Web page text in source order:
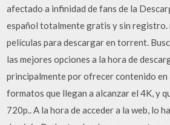
afectado a infinidad de fans de la
español totalmente gratis y sin
películas para descargar en torrent.
las mejores opciones a la hora de
principalmente por ofrecer contenido en
formatos que llegan a alcanzar el 4K, y
720p.. A la hora de acceder a la web, lo